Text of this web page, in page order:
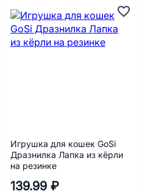
Игрушка для кошек GoSi
Дразнилка Лапка из кёрли
на резинке
139.99 ₽